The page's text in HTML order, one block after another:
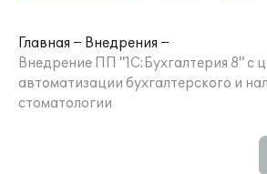
Главная
Внедрения
Внедрение ПП "1С:Бухгалтерия 8" с
автоматизации бухгалтерского и
стоматологии